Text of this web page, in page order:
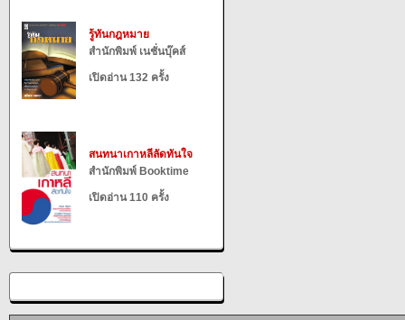
รู้ทันกฎหมาย
สำนักพิมพ์ เนชั่นบุ๊คส์
เปิดอ่าน 132 ครั้ง
สนทนาเกาหลีลัดทันใจ
สำนักพิมพ์ Booktime
เปิดอ่าน 110 ครั้ง